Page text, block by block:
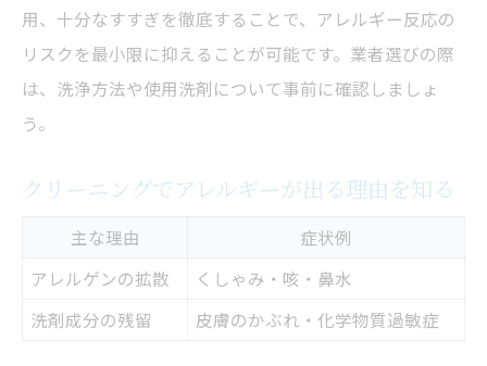
用、十分なすすぎを徹底することで、アレルギー反応の
リスクを最小限に抑えることが可能です。業者選びの際
は、洗浄方法や使用洗剤について事前に確認しましょ
う。
クリーニングでアレルギーが出る理由を知る
主な理由
症状例
アレルゲンの拡散
くしゃみ・咳・鼻水
洗剤成分の残留
皮膚のかぶれ・化学物質過敏症